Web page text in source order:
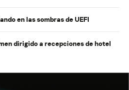
en las sombras de UEFI
dirigido a recepciones de hotel